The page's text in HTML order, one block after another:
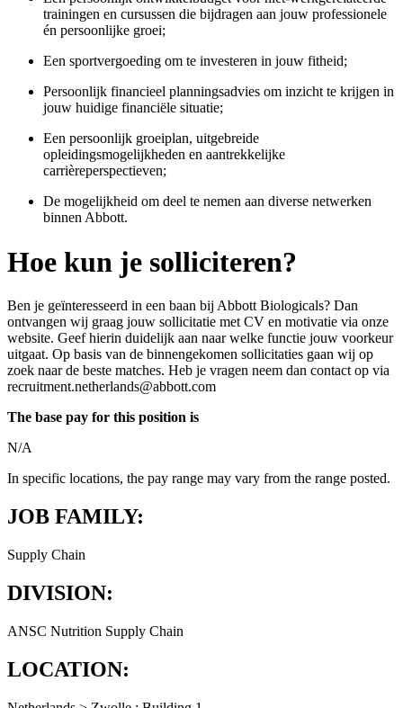
trainingen en cursussen die bijdragen aan jouw professionele
én persoonlijke groei;
Een sportvergoeding om te investeren in jouw fitheid;
Persoonlijk financieel planningsadvies om inzicht te krijgen in
jouw huidige financiële situatie;
Een persoonlijk groeiplan, uitgebreide
opleidingsmogelijkheden en aantrekkelijke
carrièreperspectieven;
De mogelijkheid om deel te nemen aan diverse netwerken
binnen Abbott.
Hoe kun je solliciteren?
Ben je geïnteresseerd in een baan bij Abbott Biologicals? Dan
ontvangen wij graag jouw sollicitatie met CV en motivatie via onze
website. Geef hierin duidelijk aan naar welke functie jouw voorkeur
uitgaat. Op basis van de binnengekomen sollicitaties gaan wij op
zoek naar de beste matches. Heb je vragen neem dan contact op via
recruitment.netherlands@abbott.com
The base pay for this position is
N/A
In specific locations, the pay range may vary from the range posted.
JOB FAMILY:
Supply Chain
DIVISION:
ANSC Nutrition Supply Chain
LOCATION: